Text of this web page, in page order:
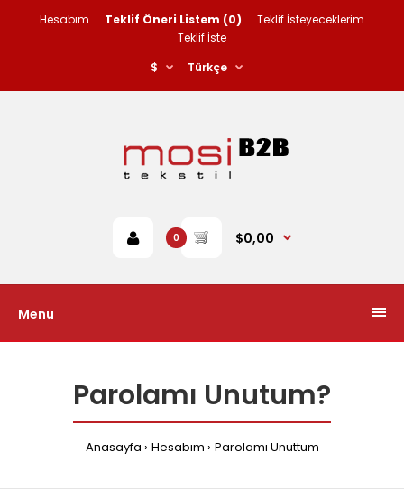
Hesabım Teklif Öneri Listem (0)
Teklif İsteyeceklerim
Teklif İste
$
Türkçe
0 $0,00
Menu
Parolamı Unutum?
Anasayfa Hesabım Parolamı Unuttum